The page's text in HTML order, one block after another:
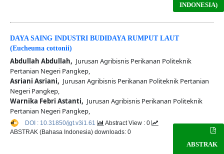
INDONESIA)
DAYA SAING INDUSTRI BUDIDAYA RUMPUT LAUT
(Eucheuma cottonii)
Abdullah Abdullah, Jurusan Agribisnis Perikanan Politeknik
Pertanian Negeri Pangkep,
Asriani Asriani, Jurusan Agribisnis Perikanan Politeknik Pertanian
Negeri Pangkep,
Warnika Febri Astanti, Jurusan Agribisnis Perikanan Politeknik
Pertanian Negeri Pangkep,
ABSTRAK
DOI : 10.31850/jgt.v3i1.61
Abstract View : 0
ABSTRAK (Bahasa Indonesia) downloads: 0